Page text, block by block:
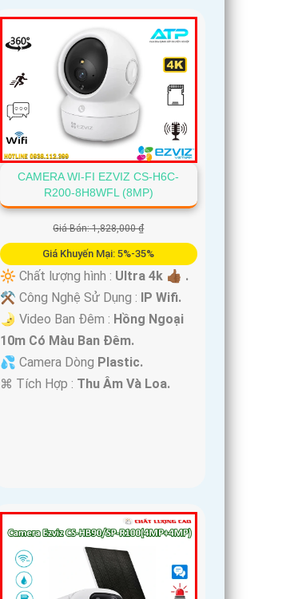
CAMERA WI-FI EZVIZ CS-H6C-
R200-8H8WFL (8MP)
Giá Bán: 1,828,000 ₫
Giá Khuyến Mại: 5%-35%
🔆 Chất lượng hình : Ultra 4k 👍🏾 .
⚒ Công Nghệ Sử Dụng : IP Wifi.
🌛 Video Ban Đêm : Hồng Ngoại
10m Có Màu Ban Ðêm.
💦 Camera Dòng Plastic.
️⌘ Tích Hợp : Thu Âm Và Loa.